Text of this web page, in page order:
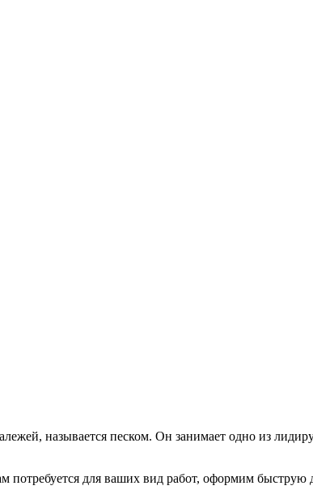
называется песком. Он занимает одно из
потребуется для ваших вид работ, оформим быструю